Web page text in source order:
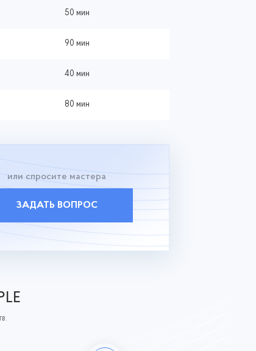
50 мин
90 мин
40 мин
80 мин
или спросите мастера
ЗАДАТЬ ВОПРОС